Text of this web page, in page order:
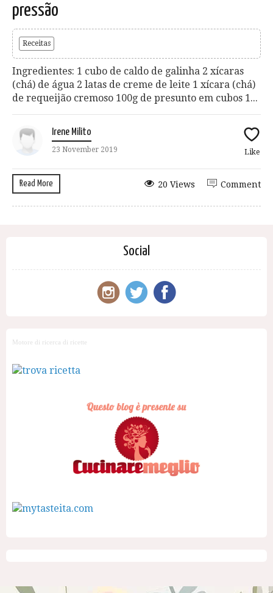
pressão
Receitas
Ingredientes: 1 cubo de caldo de galinha 2 xícaras
(chá) de água 2 latas de creme de leite 1 xícara (chá)
de requeijão cremoso 100g de presunto em cubos 1...
Irene Milito
23 November 2019 Like
Read More Comment
20 Views
Social
Motore di ricerca di ricette